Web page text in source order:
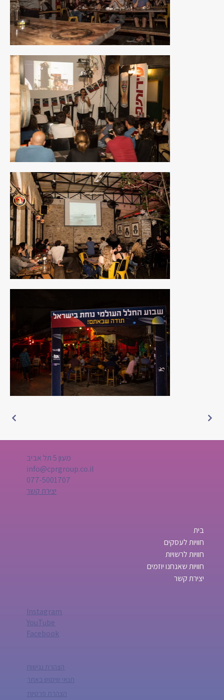
מעון 5 תל אביב
info@cprgroup.co.il
077-5001707
יצירת קשר
בית
חוויות לעסקים
חוויות לרשויות
חוויות שאנחנו יוזמים
יצירת קשר
Instagram
YouTube
Facebook
הצהרת פרטיות
הצהרת נגישות
תנאי שימוש באתר